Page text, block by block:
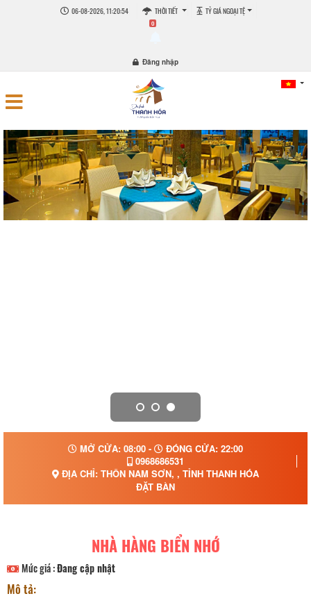
06-08-2026, 11:20:55 THỜI TIẾT TỶ GIÁ NGOẠI TỆ
0
Đăng nhập
MỞ CỬA: 08:00 -
ĐÓNG CỬA: 22:00
0968686531
ĐỊA CHỈ: THÔN NAM SƠN, , TỈNH THANH HÓA
ĐẶT BÀN
NHÀ HÀNG BIỂN NHỚ
Mức giá :Đang cập nhật
Mô tả: